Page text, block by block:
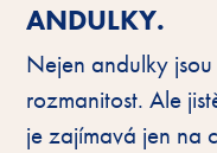
ANDULKY.
Nejen andulky
rozmanitost. Ale
je zajímavá jen na